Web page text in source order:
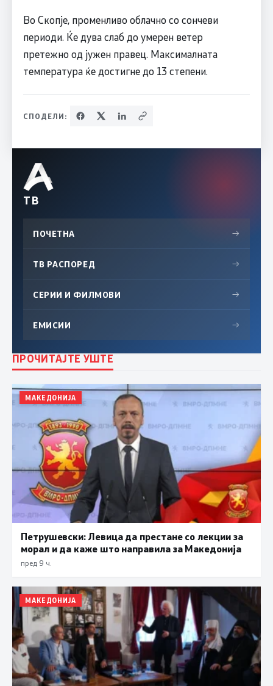
Во Скопје, променливо облачно со сончеви
периоди. Ќе дува слаб до умерен ветер
претежно од јужен правец. Максималната
температура ќе достигне до 13 степени.
СПОДЕЛИ:
ТВ
ПОЧЕТНА →
ТВ РАСПОРЕД →
СЕРИИ И ФИЛМОВИ →
ЕМИСИИ →
ПРОЧИТАЈТЕ УШТЕ
МАКЕДОНИЈА
Петрушевски: Левица да престане со лекции за
морал и да каже што направила за Македонија
пред 9 ч.
МАКЕДОНИЈА